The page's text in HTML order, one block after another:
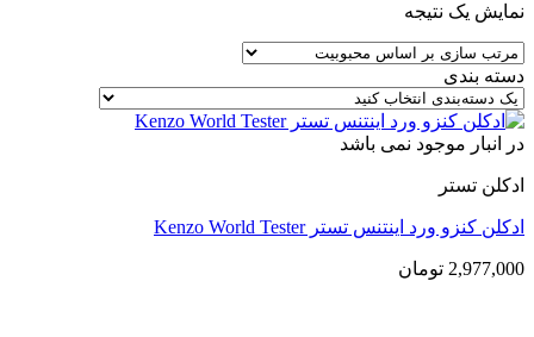
نمایش یک نتیجه
دسته بندی
در انبار موجود نمی باشد
ادکلن تستر
ادکلن کنزو ورد اینتنس تستر Kenzo World Tester
2,977,000 تومان